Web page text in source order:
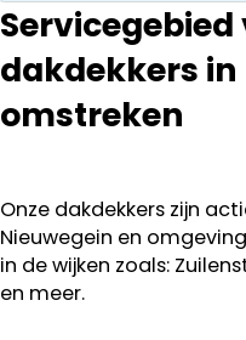
dakdekkers in
omstreken
Onze dakdekkers zijn
Nieuwegein en
in de wijken zoals:
en meer.